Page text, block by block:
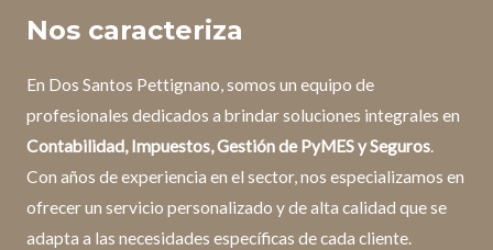
Nos caracteriza
En Dos Santos Pettignano, somos un equipo de
profesionales dedicados a brindar soluciones integrales en
Contabilidad, Impuestos, Gestión de PyMES y Seguros.
Con años de experiencia en el sector, nos especializamos en
ofrecer un servicio personalizado y de alta calidad que se
adapta a las necesidades específicas de cada cliente.